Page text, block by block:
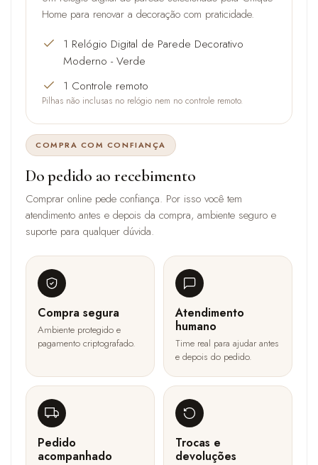
Home para renovar a decoração com praticidade.
1 Relógio Digital de Parede Decorativo
Moderno - Verde
1 Controle remoto
Pilhas não inclusas no relógio nem no controle remoto.
COMPRA COM CONFIANÇA
Do pedido ao recebimento
Comprar online pede confiança. Por isso você tem
atendimento antes e depois da compra, ambiente seguro e
suporte para qualquer dúvida.
Compra segura
Ambiente protegido e
pagamento criptografado.
Atendimento
humano
Time real para ajudar antes
e depois do pedido.
Pedido
acompanhado
Trocas e
devoluções